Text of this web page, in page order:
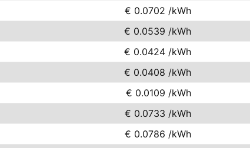
€ 0.0702 /kWh
€ 0.0539 /kWh
€ 0.0424 /kWh
€ 0.0408 /kWh
€ 0.0109 /kWh
€ 0.0733 /kWh
€ 0.0786 /kWh